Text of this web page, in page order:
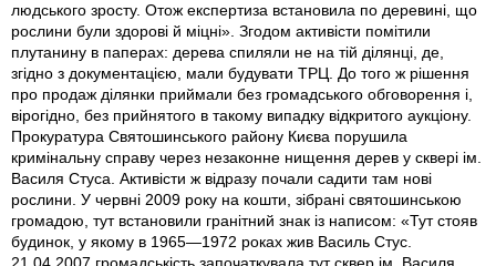
людського зросту. Отож експертиза встановила по деревині, що
рослини були здорові й міцні». Згодом активісти помітили
плутанину в паперах: дерева спиляли не на тій ділянці, де,
згідно з документацією, мали будувати ТРЦ. До того ж рішення
про продаж ділянки приймали без громадського обговорення і,
вірогідно, без прийнятого в такому випадку відкритого аукціону.
Прокуратура Святошинського району Києва порушила
кримінальну справу через незаконне нищення дерев у сквері ім.
Василя Стуса. Активісти ж відразу почали садити там нові
рослини. У червні 2009 року на кошти, зібрані святошинською
громадою, тут встановили гранітний знак із написом: «Тут стояв
будинок, у якому в 1965—1972 роках жив Василь Стус.